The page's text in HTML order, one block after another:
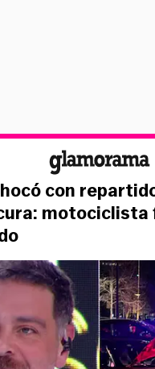
con
motociclista